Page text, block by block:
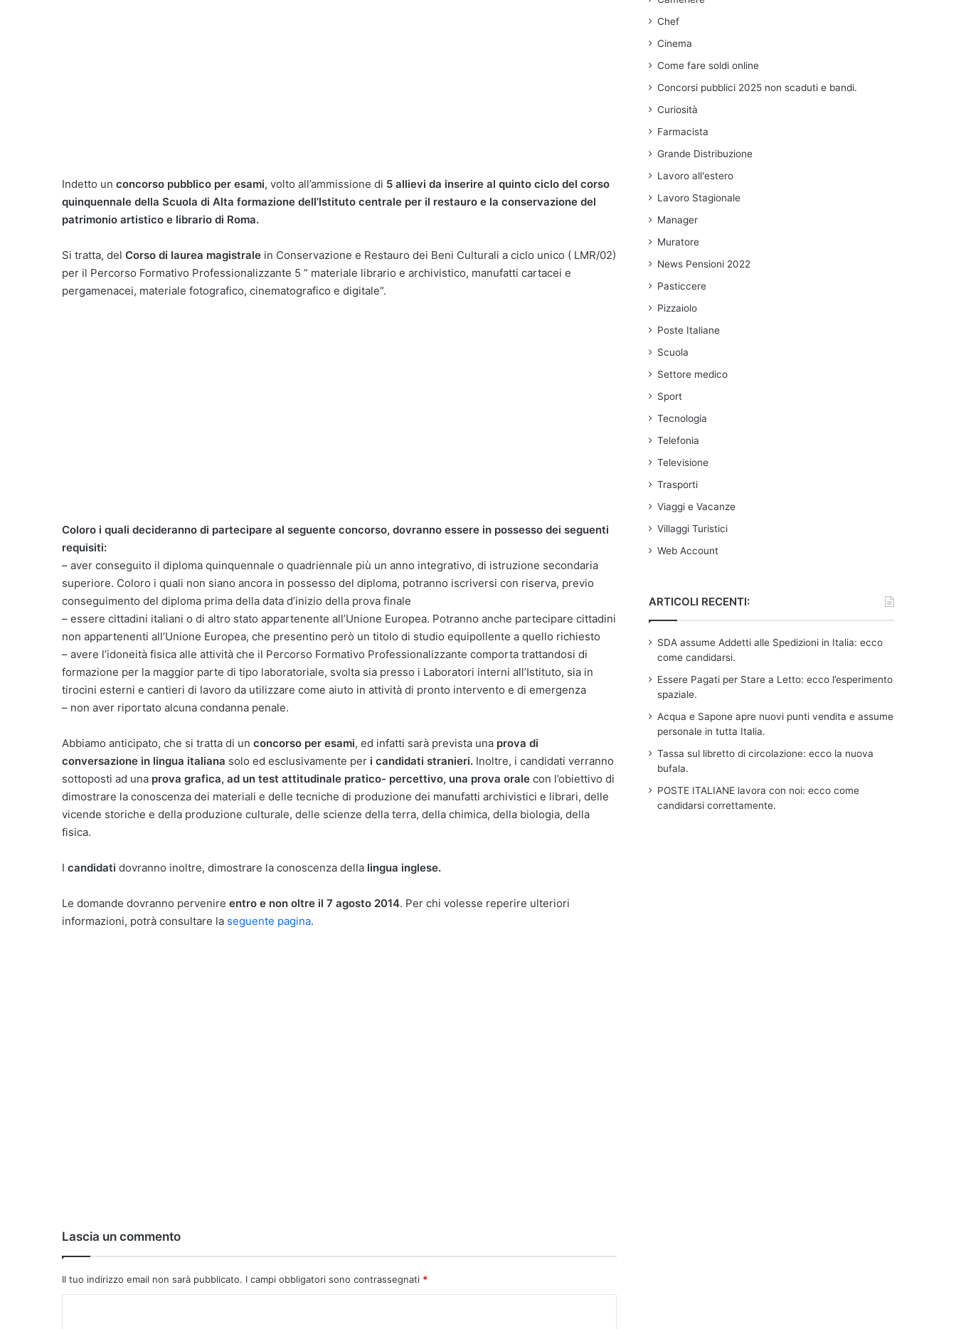
Indetto un concorso pubblico per esami, volto all’ammissione di 5 allievi da inserire al quinto ciclo del corso
quinquennale della Scuola di Alta formazione dell’Istituto centrale per il restauro e la conservazione del
patrimonio artistico e librario di Roma.
Si tratta, del Corso di laurea magistrale in Conservazione e Restauro dei Beni Culturali a ciclo unico ( LMR/02)
per il Percorso Formativo Professionalizzante 5 ” materiale librario e archivistico, manufatti cartacei e
pergamenacei, materiale fotografico, cinematografico e digitale”.
Coloro i quali decideranno di partecipare al seguente concorso, dovranno essere in possesso dei seguenti
requisiti:
– aver conseguito il diploma quinquennale o quadriennale più un anno integrativo, di istruzione secondaria
superiore. Coloro i quali non siano ancora in possesso del diploma, potranno iscriversi con riserva, previo
conseguimento del diploma prima della data d’inizio della prova finale
– essere cittadini italiani o di altro stato appartenente all’Unione Europea. Potranno anche partecipare cittadini
non appartenenti all’Unione Europea, che presentino però un titolo di studio equipollente a quello richiesto
– avere l’idoneità fisica alle attività che il Percorso Formativo Professionalizzante comporta trattandosi di
formazione per la maggior parte di tipo laboratoriale, svolta sia presso i Laboratori interni all’Istituto, sia in
tirocini esterni e cantieri di lavoro da utilizzare come aiuto in attività di pronto intervento e di emergenza
– non aver riportato alcuna condanna penale.
Abbiamo anticipato, che si tratta di un concorso per esami, ed infatti sarà prevista una prova di
conversazione in lingua italiana solo ed esclusivamente per i candidati stranieri. Inoltre, i candidati verranno
sottoposti ad una prova grafica, ad un test attitudinale pratico- percettivo, una prova orale con l’obiettivo di
dimostrare la conoscenza dei materiali e delle tecniche di produzione dei manufatti archivistici e librari, delle
vicende storiche e della produzione culturale, delle scienze della terra, della chimica, della biologia, della
fisica.
I candidati dovranno inoltre, dimostrare la conoscenza della lingua inglese.
Le domande dovranno pervenire entro e non oltre il 7 agosto 2014. Per chi volesse reperire ulteriori
informazioni, potrà consultare la seguente pagina.
Lascia un commento
Il tuo indirizzo email non sarà pubblicato. I campi obbligatori sono contrassegnati *
Chef
Cinema
Come fare soldi online
Concorsi pubblici 2025 non scaduti e bandi.
Curiosità
Farmacista
Grande Distribuzione
Lavoro all'estero
Lavoro Stagionale
Manager
Muratore
News Pensioni 2022
Pasticcere
Pizzaiolo
Poste Italiane
Scuola
Settore medico
Sport
Tecnologia
Telefonia
Televisione
Trasporti
Viaggi e Vacanze
Villaggi Turistici
Web Account
ARTICOLI RECENTI:
SDA assume Addetti alle Spedizioni in Italia: ecco
come candidarsi.
Essere Pagati per Stare a Letto: ecco l’esperimento
spaziale.
Acqua e Sapone apre nuovi punti vendita e assume
personale in tutta Italia.
Tassa sul libretto di circolazione: ecco la nuova
bufala.
POSTE ITALIANE lavora con noi: ecco come
candidarsi correttamente.